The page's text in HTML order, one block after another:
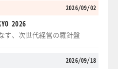
2026/09/02
2026
す、次世代経営の羅針盤
2026/09/18